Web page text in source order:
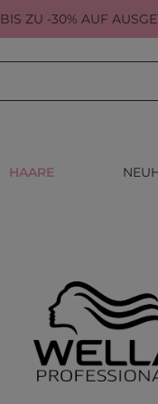
BIS ZU -30% AUF
HAARE